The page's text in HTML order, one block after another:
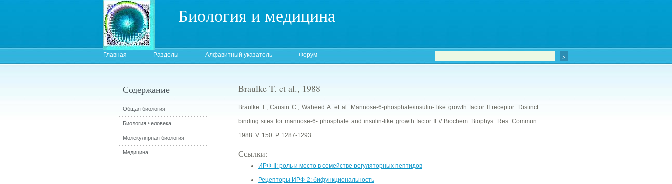
Биология и медицина
Главная Разделы Алфавитный указатель Форум
Braulke T. et al., 1988
Braulke T., Causin C., Waheed A. et al. Mannose-6-phosphate/insulin- like growth factor II receptor: Distinct
binding sites for mannose-6- phosphate and insulin-like growth factor II // Biochem. Biophys. Res. Commun.
1988. V. 150. P. 1287-1293.
Ссылки:
ИРФ-II: роль и место в семействе регуляторных пептидов
Рецепторы ИРФ-2: бифункциональность
Содержание
Общая биология
Биология человека
Молекулярная биология
Медицина